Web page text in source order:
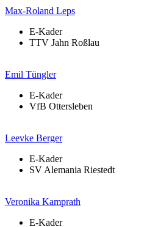
Max-Roland Leps
E-Kader
TTV Jahn Roßlau
Emil Tüngler
E-Kader
VfB Ottersleben
Leevke Berger
E-Kader
SV Alemania Riestedt
Veronika Kamprath
E-Kader